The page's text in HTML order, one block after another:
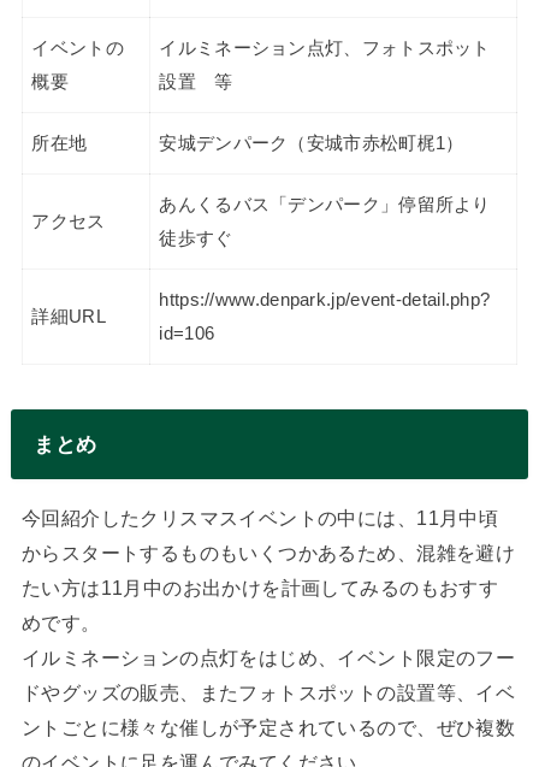
イベントの
概要
イルミネーション点灯、フォトスポット
設置 等
所在地 安城デンパーク（安城市赤松町梶1）
アクセス
あんくるバス「デンパーク」停留所より
徒歩すぐ
詳細URL
https://www.denpark.jp/event-detail.php?
id=106
まとめ
今回紹介したクリスマスイベントの中には、11月中頃
からスタートするものもいくつかあるため、混雑を避け
たい方は11月中のお出かけを計画してみるのもおすす
めです。
イルミネーションの点灯をはじめ、イベント限定のフー
ドやグッズの販売、またフォトスポットの設置等、イベ
ントごとに様々な催しが予定されているので、ぜひ複数
のイベントに足を運んでみてください。